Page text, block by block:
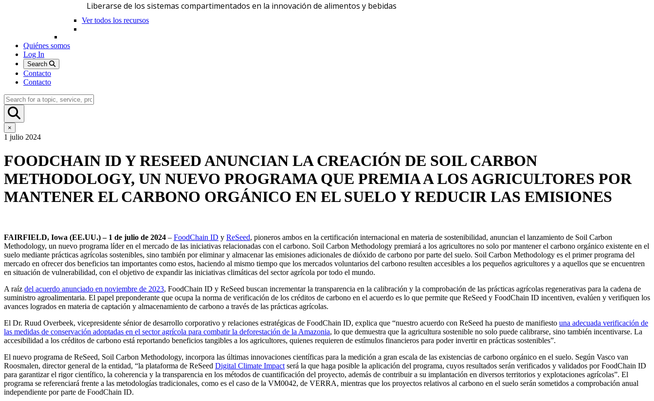
Liberarse de los sistemas compartimentados en la innovación de alimentos y bebidas
Ver todos los recursos
Quiénes somos
Log In
Search
Contacto
Contacto
×
1 julio 2024
FOODCHAIN ID Y RESEED ANUNCIAN LA CREACIÓN DE SOIL CARBON
METHODOLOGY, UN NUEVO PROGRAMA QUE PREMIA A LOS AGRICULTORES POR
MANTENER EL CARBONO ORGÁNICO EN EL SUELO Y REDUCIR LAS EMISIONES
FAIRFIELD, Iowa (EE.UU.) – 1 de julio de 2024 – FoodChain ID y ReSeed, pioneros ambos en la certificación internacional en materia de sostenibilidad, anuncian el lanzamiento de Soil Carbon
Methodology, un nuevo programa líder en el mercado de las iniciativas relacionadas con el carbono. Soil Carbon Methodology premiará a los agricultores no solo por mantener el carbono orgánico existente en el
suelo mediante prácticas agrícolas sostenibles, sino también por eliminar y almacenar las emisiones adicionales de dióxido de carbono por parte del suelo. Soil Carbon Methodology es el primer programa del
mercado en ofrecer dos beneficios tan importantes como estos, haciendo al mismo tiempo que los mercados voluntarios del carbono resulten accesibles a los pequeños agricultores y a aquellos que se encuentren
en situación de vulnerabilidad, con el objetivo de expandir las iniciativas climáticas del sector agrícola por todo el mundo.
A raíz del acuerdo anunciado en noviembre de 2023, FoodChain ID y ReSeed buscan incrementar la transparencia en la calibración y la comprobación de las prácticas agrícolas regenerativas para la cadena de
suministro agroalimentaria. El papel preponderante que ocupa la norma de verificación de los créditos de carbono en el acuerdo es lo que permite que ReSeed y FoodChain ID incentiven, evalúen y verifiquen los
avances logrados en materia de captación y almacenamiento de carbono a través de las prácticas agrícolas.
El Dr. Ruud Overbeek, vicepresidente sénior de desarrollo corporativo y relaciones estratégicas de FoodChain ID, explica que “nuestro acuerdo con ReSeed ha puesto de manifiesto una adecuada verificación de
las medidas de conservación adoptadas en el sector agrícola para combatir la deforestación de la Amazonia, lo que demuestra que la agricultura sostenible no solo puede calibrarse, sino también incentivarse. La
accesibilidad a los créditos de carbono está reportando beneficios tangibles a los agricultores, quienes requieren de estímulos financieros para poder invertir en prácticas sostenibles”.
El nuevo programa de ReSeed, Soil Carbon Methodology, incorpora las últimas innovaciones científicas para la medición a gran escala de las existencias de carbono orgánico en el suelo. Según Vasco van
Roosmalen, director general de la entidad, “la plataforma de ReSeed Digital Climate Impact será la que haga posible la aplicación del programa, cuyos resultados serán verificados y validados por FoodChain ID
para garantizar el rigor científico, la coherencia y la transparencia en los métodos de cuantificación del proyecto, además de contribuir a su implantación en diversos territorios y explotaciones agrícolas”. El
programa se referenciará frente a las metodologías tradicionales, como es el caso de la VM0042, de VERRA, mientras que los proyectos relativos al carbono en el suelo serán sometidos a comprobación anual
independiente por parte de FoodChain ID.